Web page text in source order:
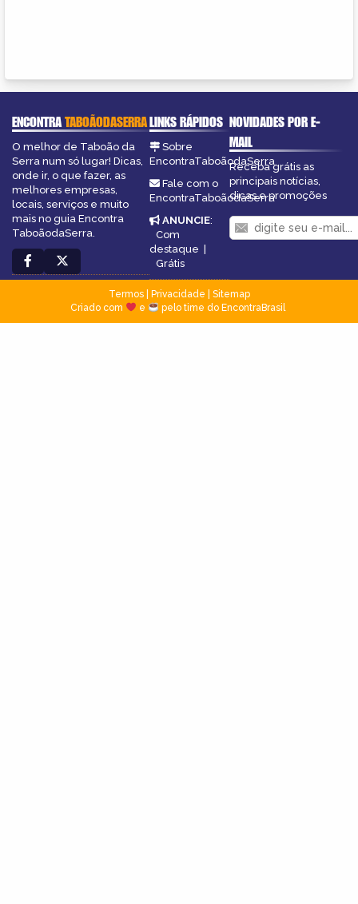
ENCONTRATABOÃODASERRA
O melhor de Taboão da
Serra num só lugar! Dicas,
onde ir, o que fazer, as
melhores empresas,
locais, serviços e muito
mais no guia Encontra
TaboãodaSerra.
LINKS RÁPIDOS
Sobre
EncontraTaboãodaSerra
Fale com o
EncontraTaboãodaSerra
ANUNCIE:
Com
destaque
Grátis
NOVIDADES POR E-
MAIL
Receba grátis as
principais notícias,
dicas e promoções
Termos| Privacidade
Sitemap
Criado com
e pelo time do EncontraBrasil